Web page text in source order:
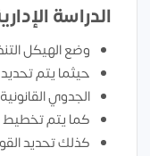
الدراسة
وضع الهيكل
حيثما يتم
الجدوي القانونية
كما يتم تخطيط
كذلك تحديد